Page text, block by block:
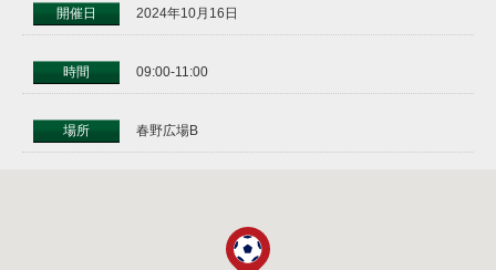
開催日 2024年10月16日
時間 09:00-11:00
場所 春野広場B